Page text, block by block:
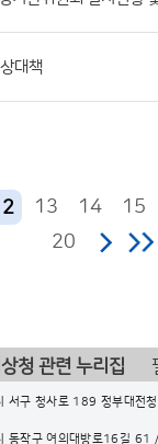
대책
13 14 15
20
청 관련 누리집
서구 청사로 189 정부대전
동작구 여의대방로16길 61